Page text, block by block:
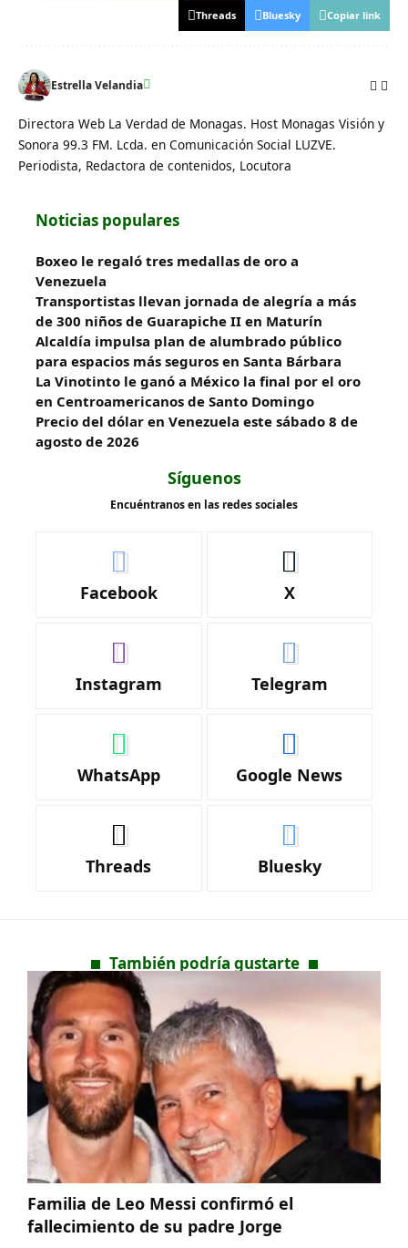
Threads Bluesky Copiar link
Estrella Velandia
Directora Web La Verdad de Monagas. Host Monagas Visión y
Sonora 99.3 FM. Lcda. en Comunicación Social LUZVE.
Periodista, Redactora de contenidos, Locutora
Noticias populares
Boxeo le regaló tres medallas de oro a
Venezuela
Transportistas llevan jornada de alegría a más
de 300 niños de Guarapiche II en Maturín
Alcaldía impulsa plan de alumbrado público
para espacios más seguros en Santa Bárbara
La Vinotinto le ganó a México la final por el oro
en Centroamericanos de Santo Domingo
Precio del dólar en Venezuela este sábado 8 de
agosto de 2026
Síguenos
Encuéntranos en las redes sociales
Facebook X
Instagram Telegram
WhatsApp Google News
Threads Bluesky
También podría gustarte
Familia de Leo Messi confirmó el
fallecimiento de su padre Jorge